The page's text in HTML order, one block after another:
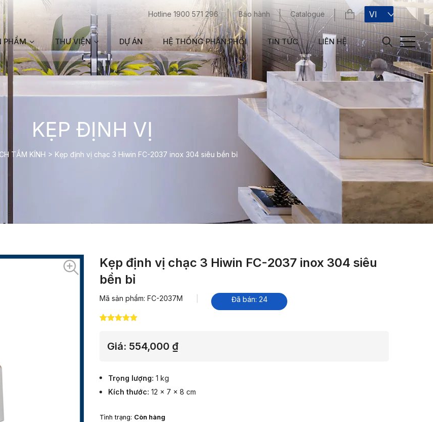
Hotline 1900 571 296 Bảo hành Catalogue VI
PHẨM THƯ VIỆN DỰ ÁN HỆ THỐNG PHÂN PHỐI TIN TỨC LIÊN HỆ
KẸP ĐỊNH VỊ
TẮM KÍNH > Kẹp định vị chạc 3 Hiwin FC-2037 inox 304 siêu bền bỉ
Kẹp định vị chạc 3 Hiwin FC-2037 inox 304 siêu
bền bỉ
Mã sản phẩm: FC-2037M Đã bán: 24
đánh giá
Giá: 554,000 ₫
Trọng lượng 1 kg
Kích thước 12 × 7 × 8 cm
Tình trạng: Còn hàng